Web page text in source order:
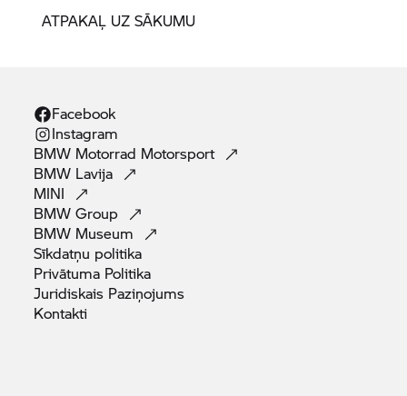
ATPAKAĻ UZ SĀKUMU
Facebook
Instagram
BMW Motorrad Motorsport
BMW Lavija
MINI
BMWGroup
BMW Museum
Sīkdatņu politika
Privātuma Politika
Juridiskais Paziņojums
Kontakti